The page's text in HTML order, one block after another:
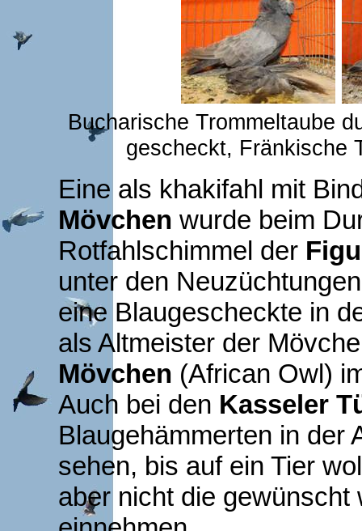
Bucharische Trommeltaube
gescheckt, Fränkische
Eine als khakifahl mit
Mövchen wurde beim
Rotfahlschimmel der
unter den
eine Blaugescheckte in
als Altmeister der
Mövchen (African Owl)
Auch bei den Kasseler
Blaugehämmerten in der
sehen, bis auf ein Tier
aber nicht die gewünscht